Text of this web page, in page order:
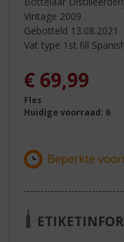
Vintage 2009
Gebotteld 13.08.2021
Vat type 1st fill
€ 69,99
Fles
Huidige voorraad: 6